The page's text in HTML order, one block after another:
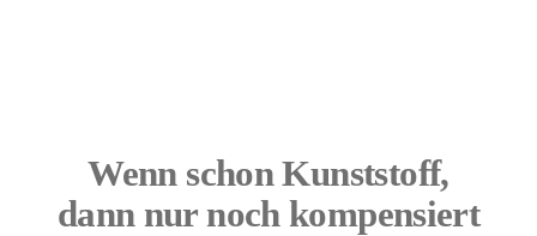
YouTub
e
immer
Wenn schon Kunststoff,
dann nur noch kompensiert